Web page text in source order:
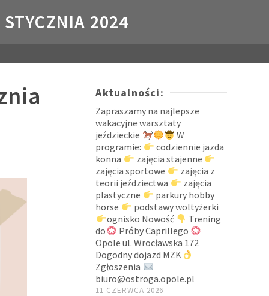
2024
Aktualności:
Zapraszamy na najlepsze
wakacyjne warsztaty
jeździeckie
W
programie:
codziennie jazda
konna
zajęcia stajenne
zajęcia sportowe
zajęcia z
teorii jeździectwa
zajęcia
plastyczne
parkury hobby
horse
podstawy woltyżerki
ognisko Nowość
Trening
do
Próby Caprillego
Opole ul. Wrocławska 172
Dogodny dojazd MZK
Zgłoszenia
biuro@ostroga.opole.pl
11 CZERWCA 2026